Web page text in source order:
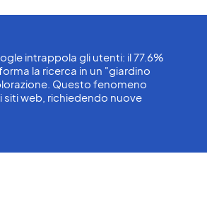
intrappola gli utenti: il 77.6%
la ricerca in un "giardino
Questo fenomeno
siti web, richiedendo nuove